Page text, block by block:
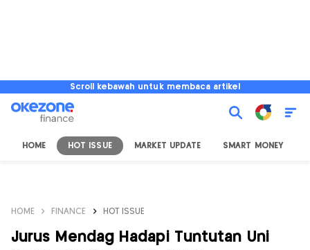
Scroll kebawah untuk membaca artikel
HOME HOT ISSUE MARKET UPDATE SMART MONEY
HOME FINANCE HOT ISSUE
Jurus Mendag Hadapi Tuntutan Uni